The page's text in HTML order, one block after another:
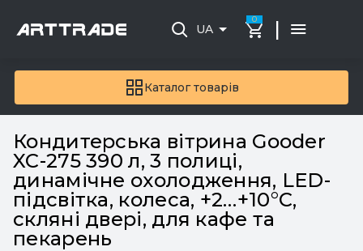
Каталог товарів
UA
0 |
Кондитерська вітрина Gooder
XC-275 390 л, 3 полиці,
динамічне охолодження, LED-
підсвітка, колеса, +2…+10°C,
скляні двері, для кафе та
пекарень